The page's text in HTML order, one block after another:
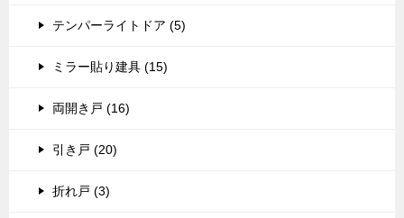
テンパーライトドア (5)
ミラー貼り建具 (15)
両開き戸 (16)
引き戸 (20)
折れ戸 (3)